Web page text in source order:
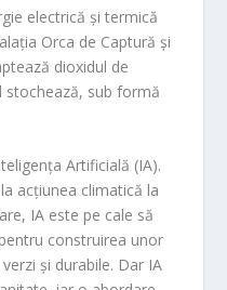
electrică și termică
Orca de Captură și
dioxidul de
stochează, sub formă
Artificială (IA).
acțiunea climatică la
IA este pe cale să
construirea unor
și durabile. Dar IA